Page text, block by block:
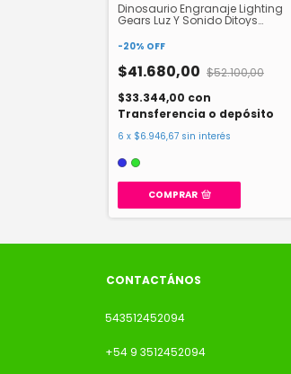
Dinosaurio Engranaje Lighting
Gears Luz Y Sonido Ditoys
-20% OFF
$41.680,00 $52.100,00
$33.344,00 con
Transferencia o depósito
6 x $6.946,67 sin interés
COMPRAR
CONTACTÁNOS
543512452094
+54 9 3512452094